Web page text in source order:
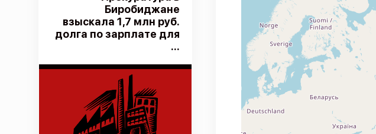
Биробиджане
взыскала 1,7 млн руб.
долга по зарплате для
...